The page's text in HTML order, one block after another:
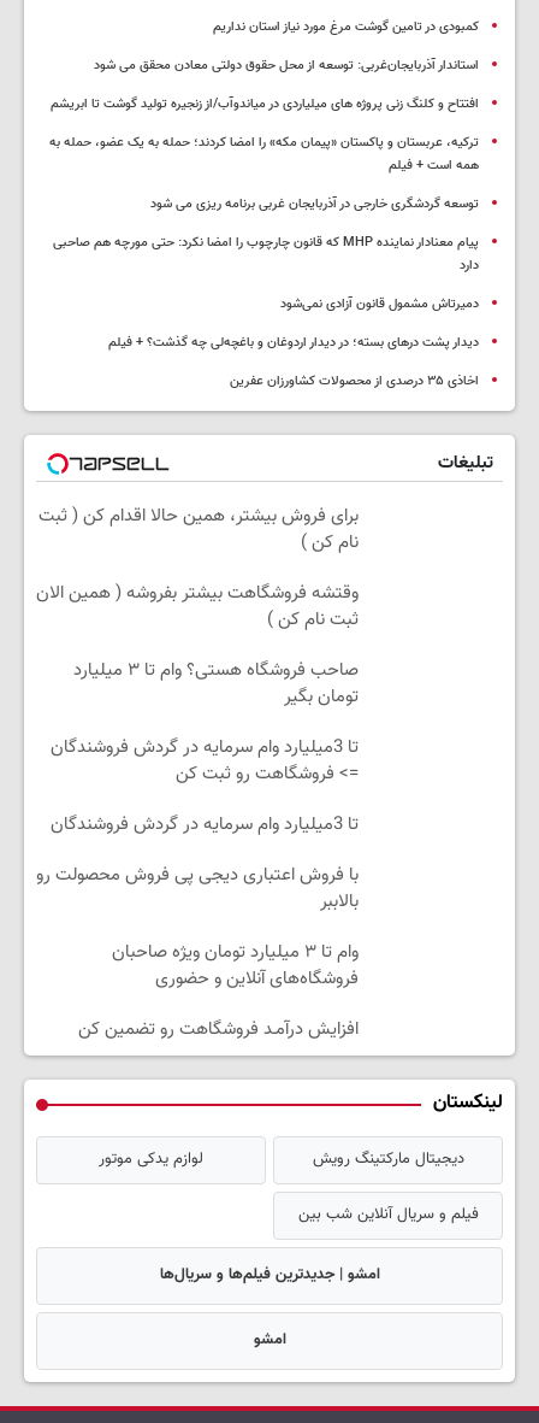
کمبودی در تامین گوشت مرغ مورد نیاز استان نداریم
استاندار آذربایجان‌غربی: توسعه از محل حقوق دولتی معادن محقق می شود
افتتاح و کلنگ زنی پروژه های میلیاردی در میاندوآب/از زنجیره تولید گوشت تا ابریشم
ترکیه، عربستان و پاکستان «پیمان مکه» را امضا کردند؛ حمله به یک عضو، حمله به
همه است + فیلم
توسعه گردشگری خارجی در آذربایجان غربی برنامه ریزی می شود
پیام معنادار نماینده MHP که قانون چارچوب را امضا نکرد: حتی مورچه هم صاحبی
دارد
دمیرتاش مشمول قانون آزادی نمی‌شود
دیدار پشت درهای بسته؛ در دیدار اردوغان و باغچه‌لی چه گذشت؟ + فیلم
اخاذی ۳۵ درصدی از محصولات کشاورزان عفرین
تبلیغات
برای فروش بیشتر، همین حالا اقدام کن ( ثبت
نام کن )
وقتشه فروشگاهت بیشتر بفروشه ( همین الان
ثبت نام کن )
صاحب فروشگاه هستی؟ وام تا ۳ میلیارد
تومان بگیر
تا 3میلیارد وام سرمایه در گردش فروشندگان
=> فروشگاهت رو ثبت کن
تا 3میلیارد وام سرمایه در گردش فروشندگان
با فروش اعتباری دیجی پی فروش محصولت رو
بالاببر
وام تا ۳ میلیارد تومان ویژه صاحبان
فروشگاه‌های آنلاین و حضوری
افزایش درآمـد فروشگاهت رو تضمین کن
لینکستان
دیجیتال مارکتینگ رویش لوازم یدکی موتور
فیلم و سریال آنلاین شب بین
امشو | جدیدترین فیلم‌ها و سریال‌ها
امشو